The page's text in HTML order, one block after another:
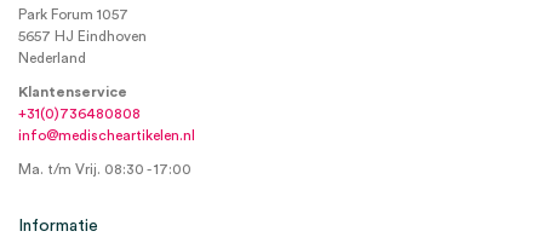
Park Forum 1057
5657 HJ Eindhoven
Nederland
Klantenservice
+31(0)736480808
info@medischeartikelen.nl
Ma. t/m Vrij. 08:30 - 17:00
Informatie